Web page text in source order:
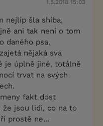
1.5.2018 15:03
nejlíp šla shiba,
ani tak není o tom
daného psa.
nějaká svá
je úplně jiné, totálně
trvat na svých
fakt dost
jsou lidi, co na to
prostě ne...